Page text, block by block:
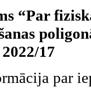
“Par
17
par